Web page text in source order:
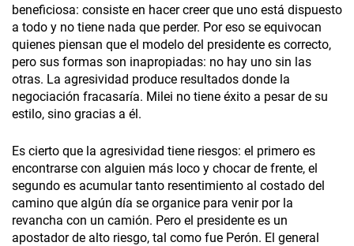
beneficiosa: consiste en hacer creer que uno está dispuesto
a todo y no tiene nada que perder. Por eso se equivocan
quienes piensan que el modelo del presidente es correcto,
pero sus formas son inapropiadas: no hay uno sin las
otras. La agresividad produce resultados donde la
negociación fracasaría. Milei no tiene éxito a pesar de su
estilo, sino gracias a él.
Es cierto que la agresividad tiene riesgos: el primero es
encontrarse con alguien más loco y chocar de frente, el
segundo es acumular tanto resentimiento al costado del
camino que algún día se organice para venir por la
revancha con un camión. Pero el presidente es un
apostador de alto riesgo, tal como fue Perón. El general